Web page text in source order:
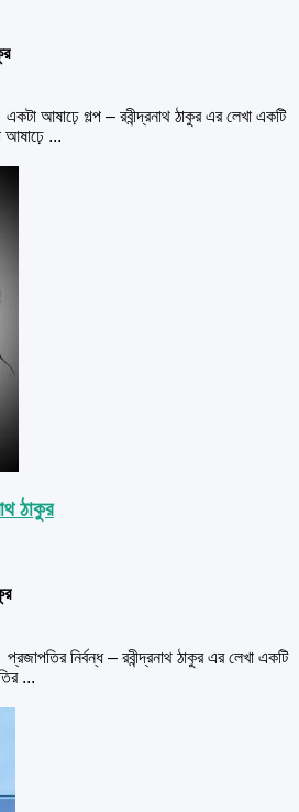
আষাঢ়ে গল্প – রবীন্দ্রনাথ ঠাকুর এর লেখা একটি
আষাঢ়ে ...
ঠাকুর
নির্বন্ধ – রবীন্দ্রনাথ ঠাকুর এর লেখা একটি
...